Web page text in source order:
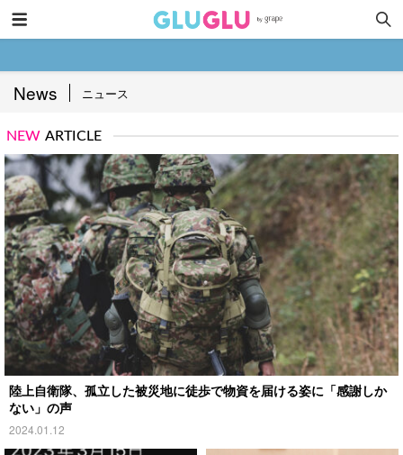
News ニュース
NEW ARTICLE
陸上自衛隊、孤立した被災地に徒歩で物資を届ける姿に「感謝しか
ない」の声
2024.01.12